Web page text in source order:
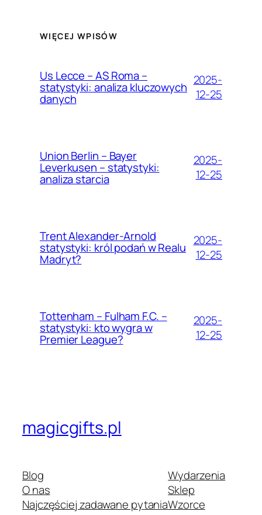
WIĘCEJ WPISÓW
Us Lecce – AS Roma –
statystyki: analiza kluczowych
danych
2025-
12-25
Union Berlin – Bayer
Leverkusen – statystyki:
analiza starcia
2025-
12-25
Trent Alexander-Arnold
statystyki: król podań w Realu
Madryt?
2025-
12-25
Tottenham – Fulham F.C. –
statystyki: kto wygra w
Premier League?
2025-
12-25
magicgifts.pl
Blog
O nas
Najczęściej zadawane pytania
Wydarzenia
Sklep
Wzorce